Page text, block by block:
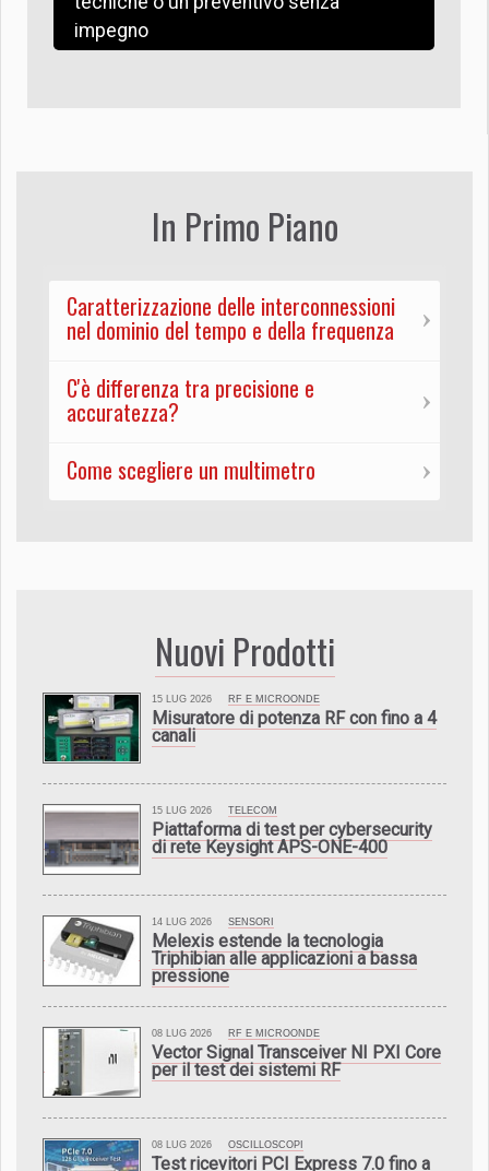
impegno
In Primo Piano
Caratterizzazione delle interconnessioni
nel dominio del tempo e della frequenza
C'è differenza tra precisione e
accuratezza?
Come scegliere un multimetro
Nuovi Prodotti
15 LUG 2026 RF E MICROONDE
Misuratore di potenza RF con fino a 4
canali
15 LUG 2026 TELECOM
Piattaforma di test per cybersecurity
di rete Keysight APS-ONE-400
14 LUG 2026 SENSORI
Melexis estende la tecnologia
Triphibian alle applicazioni a bassa
pressione
08 LUG 2026 RF E MICROONDE
Vector Signal Transceiver NI PXI Core
per il test dei sistemi RF
08 LUG 2026 OSCILLOSCOPI
Test ricevitori PCI Express 7.0 fino a